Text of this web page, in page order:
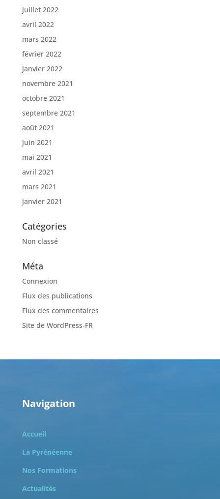
juillet 2022
avril 2022
mars 2022
février 2022
janvier 2022
novembre 2021
octobre 2021
septembre 2021
août 2021
juin 2021
mai 2021
avril 2021
mars 2021
janvier 2021
Catégories
Non classé
Méta
Connexion
Flux des publications
Flux des commentaires
Site de WordPress-FR
Navigation
Accueil
La Pyrénéenne
Nos Formations
Actualités